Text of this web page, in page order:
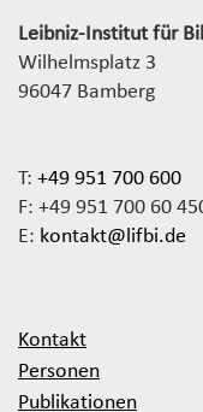
Leibniz-Institut für
Wilhelmsplatz 3
96047 Bamberg
T: +49 951 700 600
F: +49 951 700 60
E: kontakt@lifbi.de
Kontakt
Personen
Publikationen